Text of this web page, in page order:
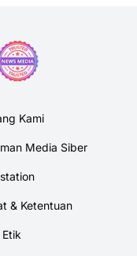
Kami
Media Siber
& Ketentuan
Etik